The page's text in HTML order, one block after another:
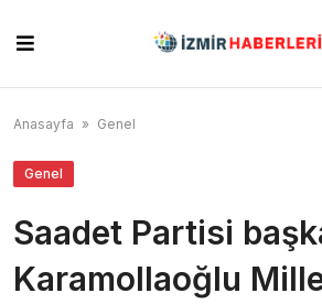
content
Anasayfa » Genel
Genel
Saadet Partisi
Karamollaoğlu